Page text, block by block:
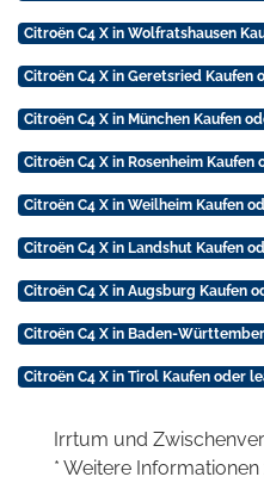
Citroën C4 X in Wolfratshausen
Citroën C4 X in Geretsried Kaufen
Citroën C4 X in München Kaufen
Citroën C4 X in Rosenheim Kaufen
Citroën C4 X in Weilheim Kaufen
Citroën C4 X in Landshut Kaufen
Citroën C4 X in Augsburg Kaufen
Citroën C4 X in Baden-
Citroën C4 X in Tirol Kaufen oder
Irrtum und
* Weitere